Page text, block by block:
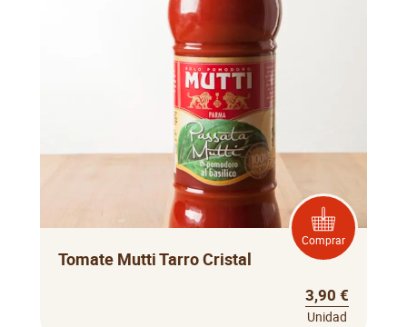
Comprar
Tomate Mutti Tarro Cristal
3,90 €
Unidad